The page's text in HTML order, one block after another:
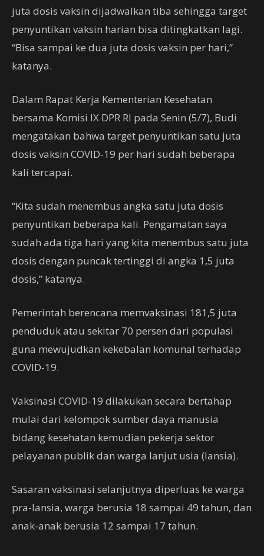
juta dosis vaksin dijadwalkan tiba sehingga target
penyuntikan vaksin harian bisa ditingkatkan lagi.
“Bisa sampai ke dua juta dosis vaksin per hari,”
katanya.
Dalam Rapat Kerja Kementerian Kesehatan
bersama Komisi IX DPR RI pada Senin (5/7), Budi
mengatakan bahwa target penyuntikan satu juta
dosis vaksin COVID-19 per hari sudah beberapa
kali tercapai.
“Kita sudah menembus angka satu juta dosis
penyuntikan beberapa kali. Pengamatan saya
sudah ada tiga hari yang kita menembus satu juta
dosis dengan puncak tertinggi di angka 1,5 juta
dosis,” katanya.
Pemerintah berencana memvaksinasi 181,5 juta
penduduk atau sekitar 70 persen dari populasi
guna mewujudkan kekebalan komunal terhadap
COVID-19.
Vaksinasi COVID-19 dilakukan secara bertahap
mulai dari kelompok sumber daya manusia
bidang kesehatan kemudian pekerja sektor
pelayanan publik dan warga lanjut usia (lansia).
Sasaran vaksinasi selanjutnya diperluas ke warga
pra-lansia, warga berusia 18 sampai 49 tahun, dan
anak-anak berusia 12 sampai 17 tahun.